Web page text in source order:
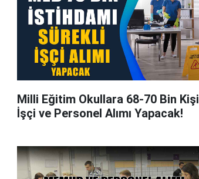
Milli Eğitim Okullara 68-70 Bin Kişi
İşçi ve Personel Alımı Yapacak!